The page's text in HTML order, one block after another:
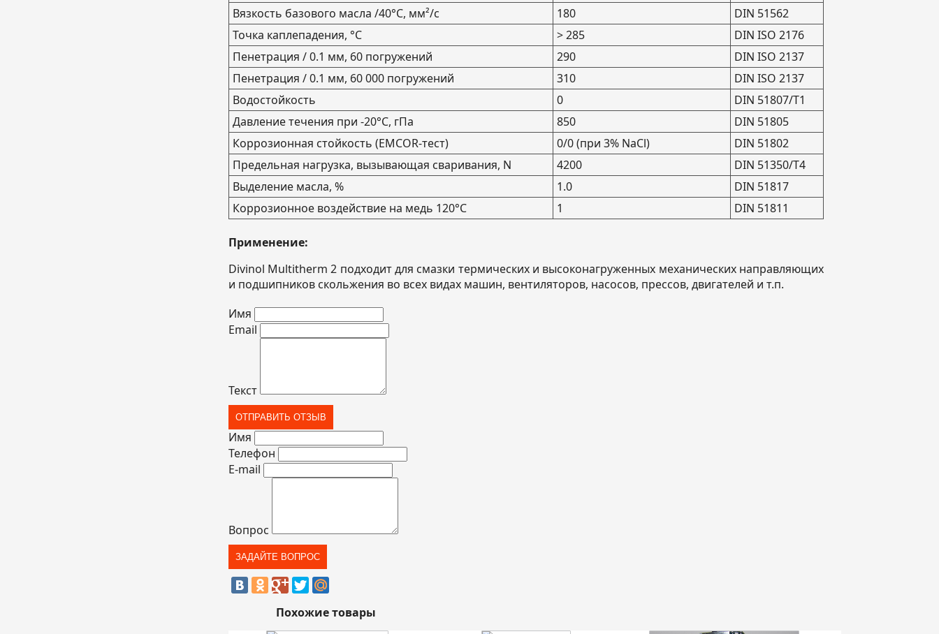
Вязкость базового масла /40°С, мм²/с
180
DIN 51562
Точка каплепадения, °С
> 285
DIN ISO 2176
Пенетрация / 0.1 мм, 60 погружений
290
DIN ISO 2137
Пенетрация / 0.1 мм, 60 000 погружений
310
DIN ISO 2137
Водостойкость
0
DIN 51807/T1
Давление течения при -20°С, гПа
850
DIN 51805
Коррозионная стойкость (EMCOR-тест)
0/0 (при 3% NaCl)
DIN 51802
Предельная нагрузка, вызывающая сваривания, N
4200
DIN 51350/T4
Выделение масла, %
1.0
DIN 51817
Коррозионное воздействие на медь 120°С
1 DIN 51811
Применение:
Divinol Multitherm 2 подходит для смазки термических и высоконагруженных механических направляющих
и подшипников скольжения во всех видах машин, вентиляторов, насосов, прессов, двигателей и т.п.
Имя
Email
Текст
Имя
Телефон
E-mail
Вопрос
Похожие товары